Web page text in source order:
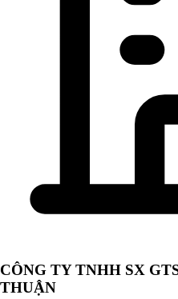
CÔNG TY TNHH SX
THUẬN